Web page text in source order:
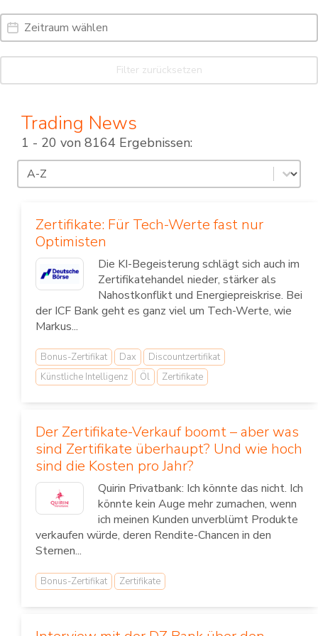
Date Range
Date
Filter zurücksetzen
Trading News
1 - 20 von 8164 Ergebnissen:
Sortierung
Sort content
Zertifikate: Für Tech-Werte fast nur
Optimisten
Die KI-Begeisterung schlägt sich auch im
Zertifikatehandel nieder, stärker als
Nahostkonflikt und Energiepreiskrise. Bei
der ICF Bank geht es ganz viel um Tech-Werte, wie
Markus...
Bonus-Zertifikat Dax
Discountzertifikat
Künstliche Intelligenz
Öl Zertifikate
Der Zertifikate-Verkauf boomt – aber was
sind Zertifikate überhaupt? Und wie hoch
sind die Kosten pro Jahr?
Quirin Privatbank: Ich könnte das nicht. Ich
könnte kein Auge mehr zumachen, wenn
ich meinen Kunden unverblümt Produkte
verkaufen würde, deren Rendite-Chancen in den
Sternen...
Bonus-Zertifikat Zertifikate